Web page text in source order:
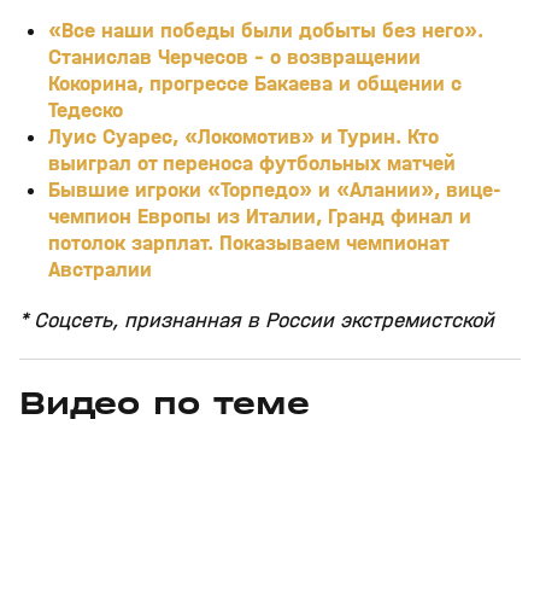
«Все наши победы были добыты без него».
Станислав Черчесов - о возвращении
Кокорина, прогрессе Бакаева и общении с
Тедеско
Луис Суарес, «Локомотив» и Турин. Кто
выиграл от переноса футбольных матчей
Бывшие игроки «Торпедо» и «Алании», вице-
чемпион Европы из Италии, Гранд финал и
потолок зарплат. Показываем чемпионат
Австралии
* Соцсеть, признанная в России экстремистской
Видео по теме
31 июл, 17:10